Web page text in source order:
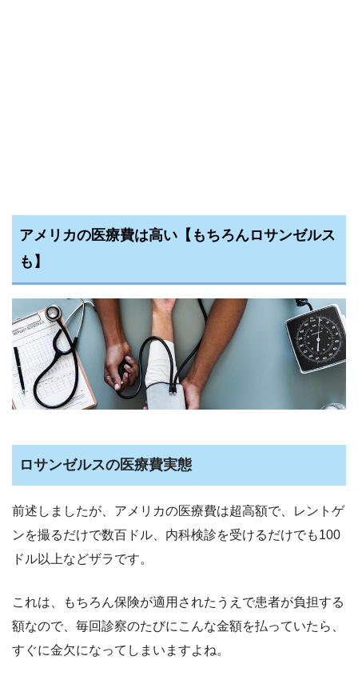
アメリカの医療費は高い【もちろんロサンゼルス
も】
ロサンゼルスの医療費実態
前述しましたが、アメリカの医療費は超高額で、レントゲ
ンを撮るだけで数百ドル、内科検診を受けるだけでも100
ドル以上などザラです。
これは、もちろん保険が適用されたうえで患者が負担する
額なので、毎回診察のたびにこんな金額を払っていたら、
すぐに金欠になってしまいますよね。